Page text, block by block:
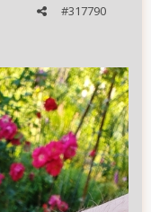
#317790